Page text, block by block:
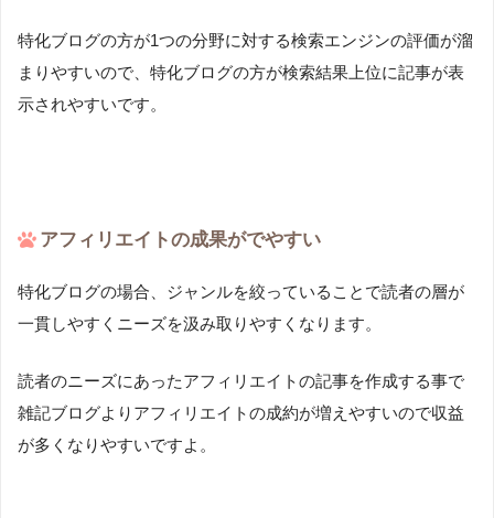
特化ブログの方が1つの分野に対する検索エンジンの評価が溜
まりやすいので、特化ブログの方が検索結果上位に記事が表
示されやすいです。
アフィリエイトの成果がでやすい
特化ブログの場合、ジャンルを絞っていることで読者の層が
一貫しやすくニーズを汲み取りやすくなります。
読者のニーズにあったアフィリエイトの記事を作成する事で
雑記ブログよりアフィリエイトの成約が増えやすいので収益
が多くなりやすいですよ。